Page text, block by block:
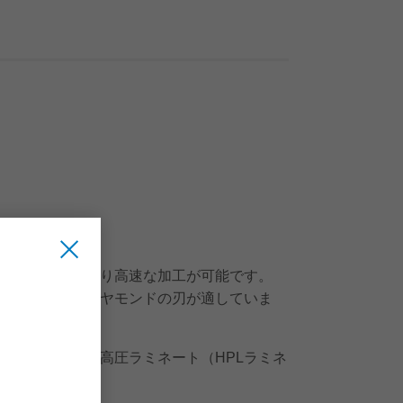
ラスチックより高速な加工が可能です。
必要で、ダイヤモンドの刃が適していま
ラミネート、高圧ラミネート（HPLラミネ